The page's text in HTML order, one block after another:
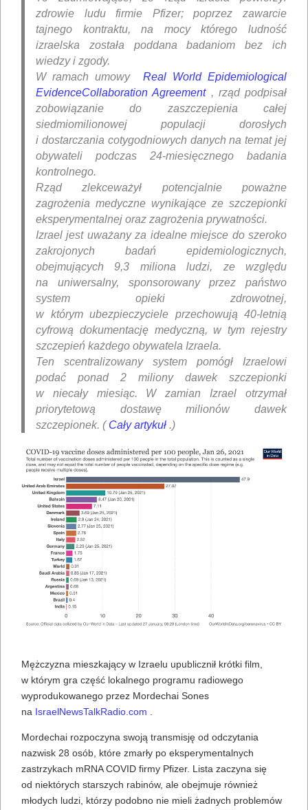
zdrowie ludu firmie Pfizer; poprzez zawarcie
tajnego kontraktu, na mocy którego ludność
izraelska została poddana badaniom bez ich
wiedzy i zgody.
W ramach umowy Real World Epidemiological
EvidenceCollaboration Agreement, rząd podpisał
zobowiązanie do zaszczepienia całej
siedmiomilionowej populacji dorosłych
i dostarczania cotygodniowych danych na temat jej
obywateli podczas 24-miesięcznego badania
kontrolnego.
Rząd zlekceważył potencjalnie poważne
zagrożenia medyczne wynikające ze szczepionki
eksperymentalnej oraz zagrożenia prywatności.
Izrael jest uważany za idealne miejsce do szeroko
zakrojonych badań epidemiologicznych,
obejmujących 9,3 miliona ludzi, ze względu
na uniwersalny, sponsorowany przez państwo
system opieki zdrowotnej,
w którym ubezpieczyciele przechowują 40-letnią
cyfrową dokumentację medyczną, w tym rejestry
szczepień każdego obywatela Izraela.
Ten scentralizowany system pomógł Izraelowi
podać ponad 2 miliony dawek szczepionki
w niecały miesiąc. W zamian Izrael otrzymał
priorytetową dostawę milionów dawek
szczepionek. (Cały artykuł .)
Mężczyzna mieszkający w Izraelu upublicznił krótki film,
w którym gra część lokalnego programu radiowego
wyprodukowanego przez Mordechai Sones
na IsraelNewsTalkRadio.com .
Mordechai rozpoczyna swoją transmisję od odczytania
nazwisk 28 osób, które zmarły po eksperymentalnych
zastrzykach mRNA COVID firmy Pfizer. Lista zaczyna się
od niektórych starszych rabinów, ale obejmuje również
młodych ludzi, którzy podobno nie mieli żadnych problemów